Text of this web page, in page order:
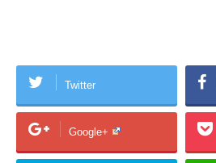
Twitter
Google+